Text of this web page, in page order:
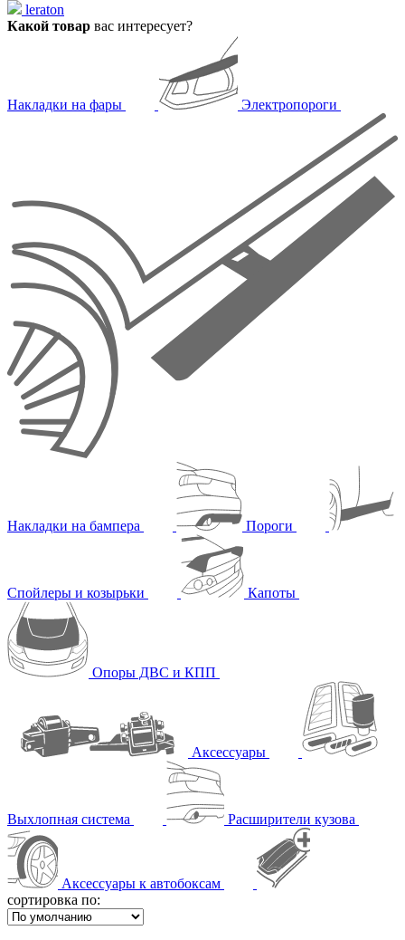
leraton
Какой товар вас интересует?
Накладки на фары Электропороги
Накладки на бампера Пороги
Спойлеры и козырьки Капоты
Опоры ДВС и КПП
Аксессуары
Выхлопная система Расширители кузова
Аксессуары к автобоксам
сортировка по: